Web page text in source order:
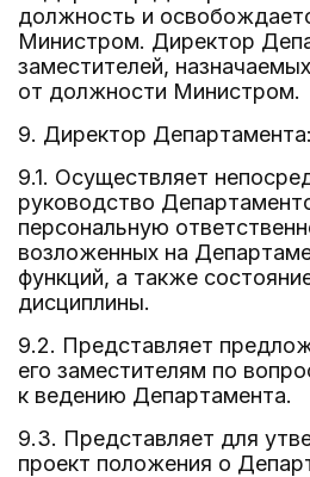
должность и
Министром. Директор
заместителей,
от должности Министром.
9. Директор Департамента:
9.1. Осуществляет
руководство
персональную
возложенных на
функций, а также
дисциплины.
9.2. Представляет
его заместителям по
к ведению Департамента.
9.3. Представляет для
проект положения о